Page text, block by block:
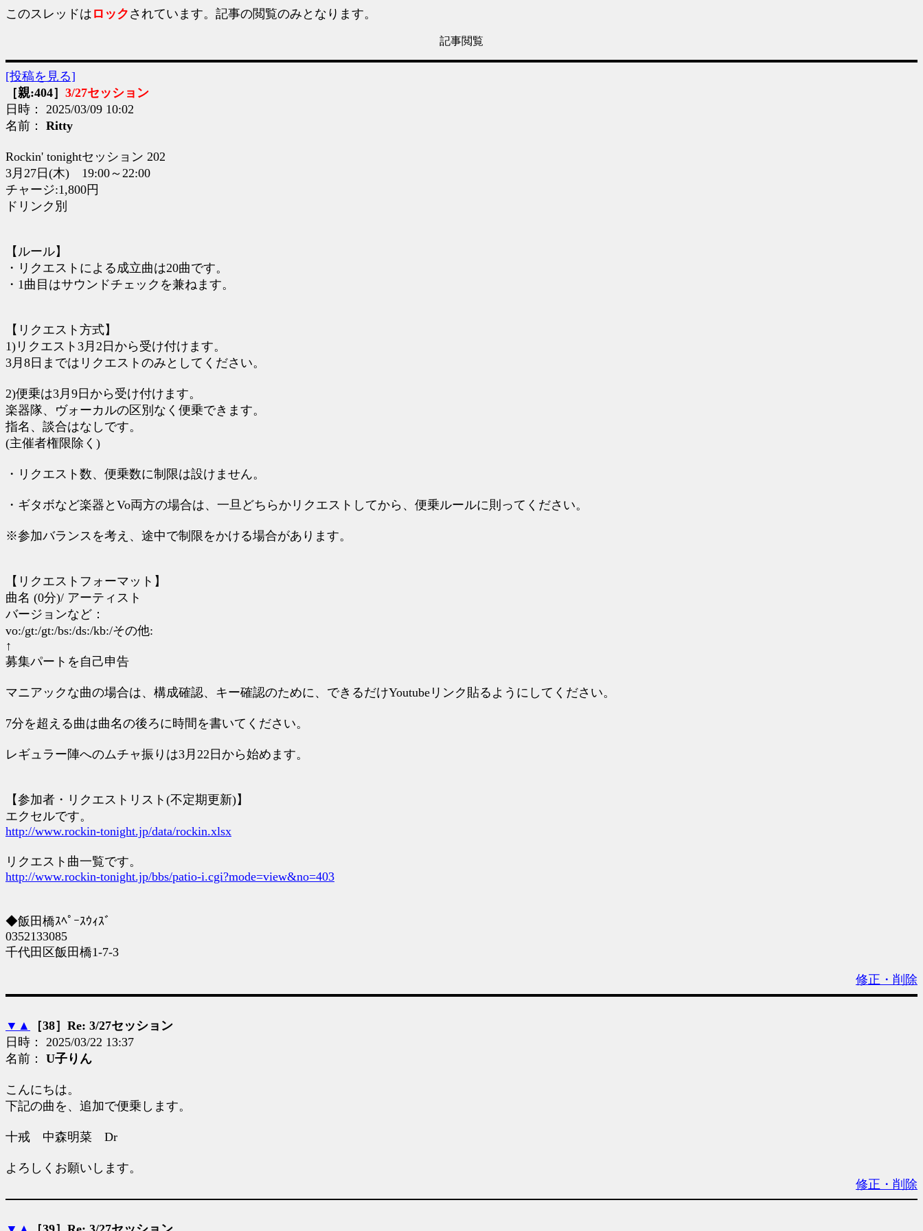
このスレッドは ロック されています。記事の閲覧のみとなります。
記事閲覧
[投稿を見る]
［親:404］ 3/27セッション
日時： 2025/03/09 10:02
名前： Ritty
Rockin' tonightセッション 202
3月27日(木) 19:00～22:00
チャージ:1,800円
ドリンク別
【ルール】
・リクエストによる成立曲は20曲です。
・1曲目はサウンドチェックを兼ねます。
【リクエスト方式】
1)リクエスト3月2日から受け付けます。
3月8日まではリクエストのみとしてください。
2)便乗は3月9日から受け付けます。
楽器隊、ヴォーカルの区別なく便乗できます。
指名、談合はなしです。
(主催者権限除く)
・リクエスト数、便乗数に制限は設けません。
・ギタボなど楽器とVo両方の場合は、一旦どちらかリクエストしてから、便乗ルールに則ってください。
※参加バランスを考え、途中で制限をかける場合があります。
【リクエストフォーマット】
曲名 (0分)/ アーティスト
バージョンなど：
vo:/gt:/gt:/bs:/ds:/kb:/その他:
↑
募集パートを自己申告
マニアックな曲の場合は、構成確認、キー確認のために、できるだけYoutubeリンク貼るようにしてください。
7分を超える曲は曲名の後ろに時間を書いてください。
レギュラー陣へのムチャ振りは3月22日から始めます。
【参加者・リクエストリスト(不定期更新)】
エクセルです。
http://www.rockin-tonight.jp/data/rockin.xlsx
リクエスト曲一覧です。
http://www.rockin-tonight.jp/bbs/patio-i.cgi?mode=view&no=403
◆飯田橋ｽﾍﾟｰｽｳｨｽﾞ
0352133085
千代田区飯田橋1-7-3
修正・削除
▼ ▲
［38］Re: 3/27セッション
日時： 2025/03/22 13:37
名前： U子りん
こんにちは。
下記の曲を、追加で便乗します。
十戒 中森明菜 Dr
よろしくお願いします。
修正・削除